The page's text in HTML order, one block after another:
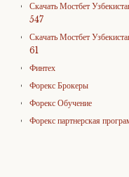
Скачать Мостбет
547
Скачать Мостбет
61
Финтех
Форекс Брокеры
Форекс Обучение
Форекс партнерская